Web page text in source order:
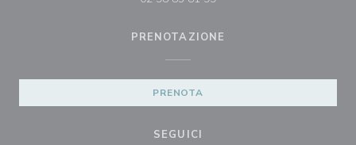
PRENOTAZIONE
PRENOTA
SEGUICI